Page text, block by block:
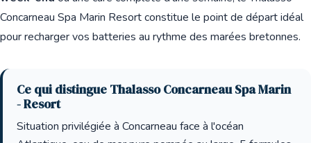
Concarneau Spa Marin Resort constitue le point de départ idéal
pour recharger vos batteries au rythme des marées bretonnes.
Ce qui distingue Thalasso Concarneau Spa Marin
- Resort
Situation privilégiée à Concarneau face à l'océan